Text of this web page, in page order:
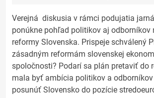
Verejná diskusia v rámci podujatia jarná
ponúkne pohľad politikov aj odborníkov
reformy Slovenska. Prispeje schválený
zásadným reformám slovenskej
spoločnosti? Podarí sa plán pretaviť do
mala byť ambícia politikov a
posunúť Slovensko do pozície